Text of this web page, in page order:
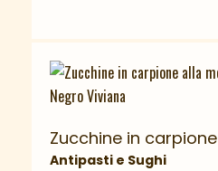
Zucchine in carpione
Antipasti e Sughi